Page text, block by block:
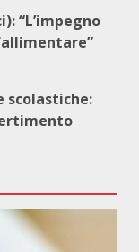
“L’impegno
scolastiche: